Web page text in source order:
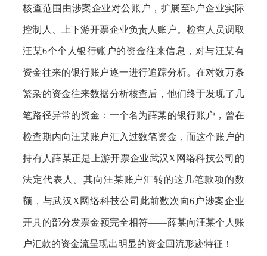
核查范围由涉案企业对公账户，扩展至6户企业实际
控制人、上下游开票企业负责人账户。检查人员调取
汪某6个个人银行账户的资金往来信息，对与汪某有
资金往来的银行账户逐一进行追踪分析。在对数万条
繁杂的资金往来数据分析核查后，他们终于发现了几
笔路径异常的资金：一个名为薛某的银行账户，曾在
检查期内向汪某账户汇入过数笔资金，而这个账户的
持有人薛某正是上游开票企业武汉X网络科技公司的
法定代表人。其向汪某账户汇转的这几笔款项的数
额，与武汉X网络科技公司此前数次向6户涉案企业
开具的部分发票金额完全相符——薛某向汪某个人账
户汇款的资金流呈现出明显的资金回流形迹特征！